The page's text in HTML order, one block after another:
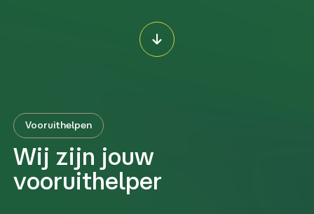
Vooruithelpen
Wij zijn jouw
vooruithelper